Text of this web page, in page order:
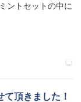
ントセットの中に
頂きました！